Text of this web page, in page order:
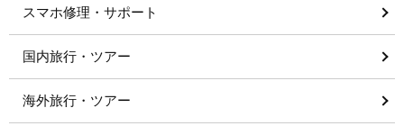
スマホ修理・サポート
国内旅行・ツアー
海外旅行・ツアー